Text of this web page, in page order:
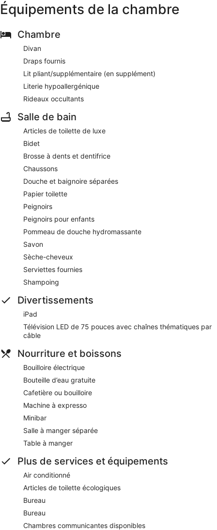
Équipements de la chambre
Chambre
Divan
Draps fournis
Lit pliant/supplémentaire (en supplément)
Literie hypoallergénique
Rideaux occultants
Salle de bain
Articles de toilette de luxe
Bidet
Brosse à dents et dentifrice
Chaussons
Douche et baignoire séparées
Papier toilette
Peignoirs
Peignoirs pour enfants
Pommeau de douche hydromassante
Savon
Sèche-cheveux
Serviettes fournies
Shampoing
Divertissements
iPad
Télévision LED de 75 pouces avec chaînes thématiques par
câble
Nourriture et boissons
Bouilloire électrique
Bouteille d’eau gratuite
Cafetière ou bouilloire
Machine à expresso
Minibar
Salle à manger séparée
Table à manger
Plus de services et équipements
Air conditionné
Articles de toilette écologiques
Bureau
Bureau
Chambres communicantes disponibles